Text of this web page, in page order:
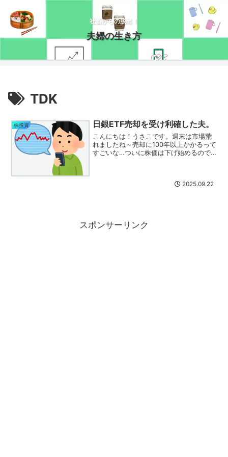
社畜からの脱出！
夫婦の生き方
TDK
株投資 日銀ETF売却を受け利確した夫。
こんにちは！うさこです。週末は市場荒
れましたね～売却に100年以上かかるって
すごいな…ついに株価は下げ始めるので
2025.09.22
スポンサーリンク